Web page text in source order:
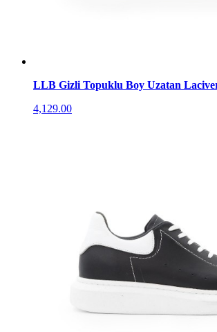
LLB Gizli Topuklu Boy Uzatan
4,129.00